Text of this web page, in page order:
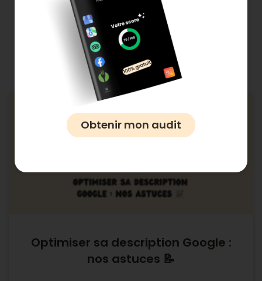
Ces articles pourraient
vous intéresser 👇
Optimiser sa description Google :
nos astuces 📝
Obtenir mon audit